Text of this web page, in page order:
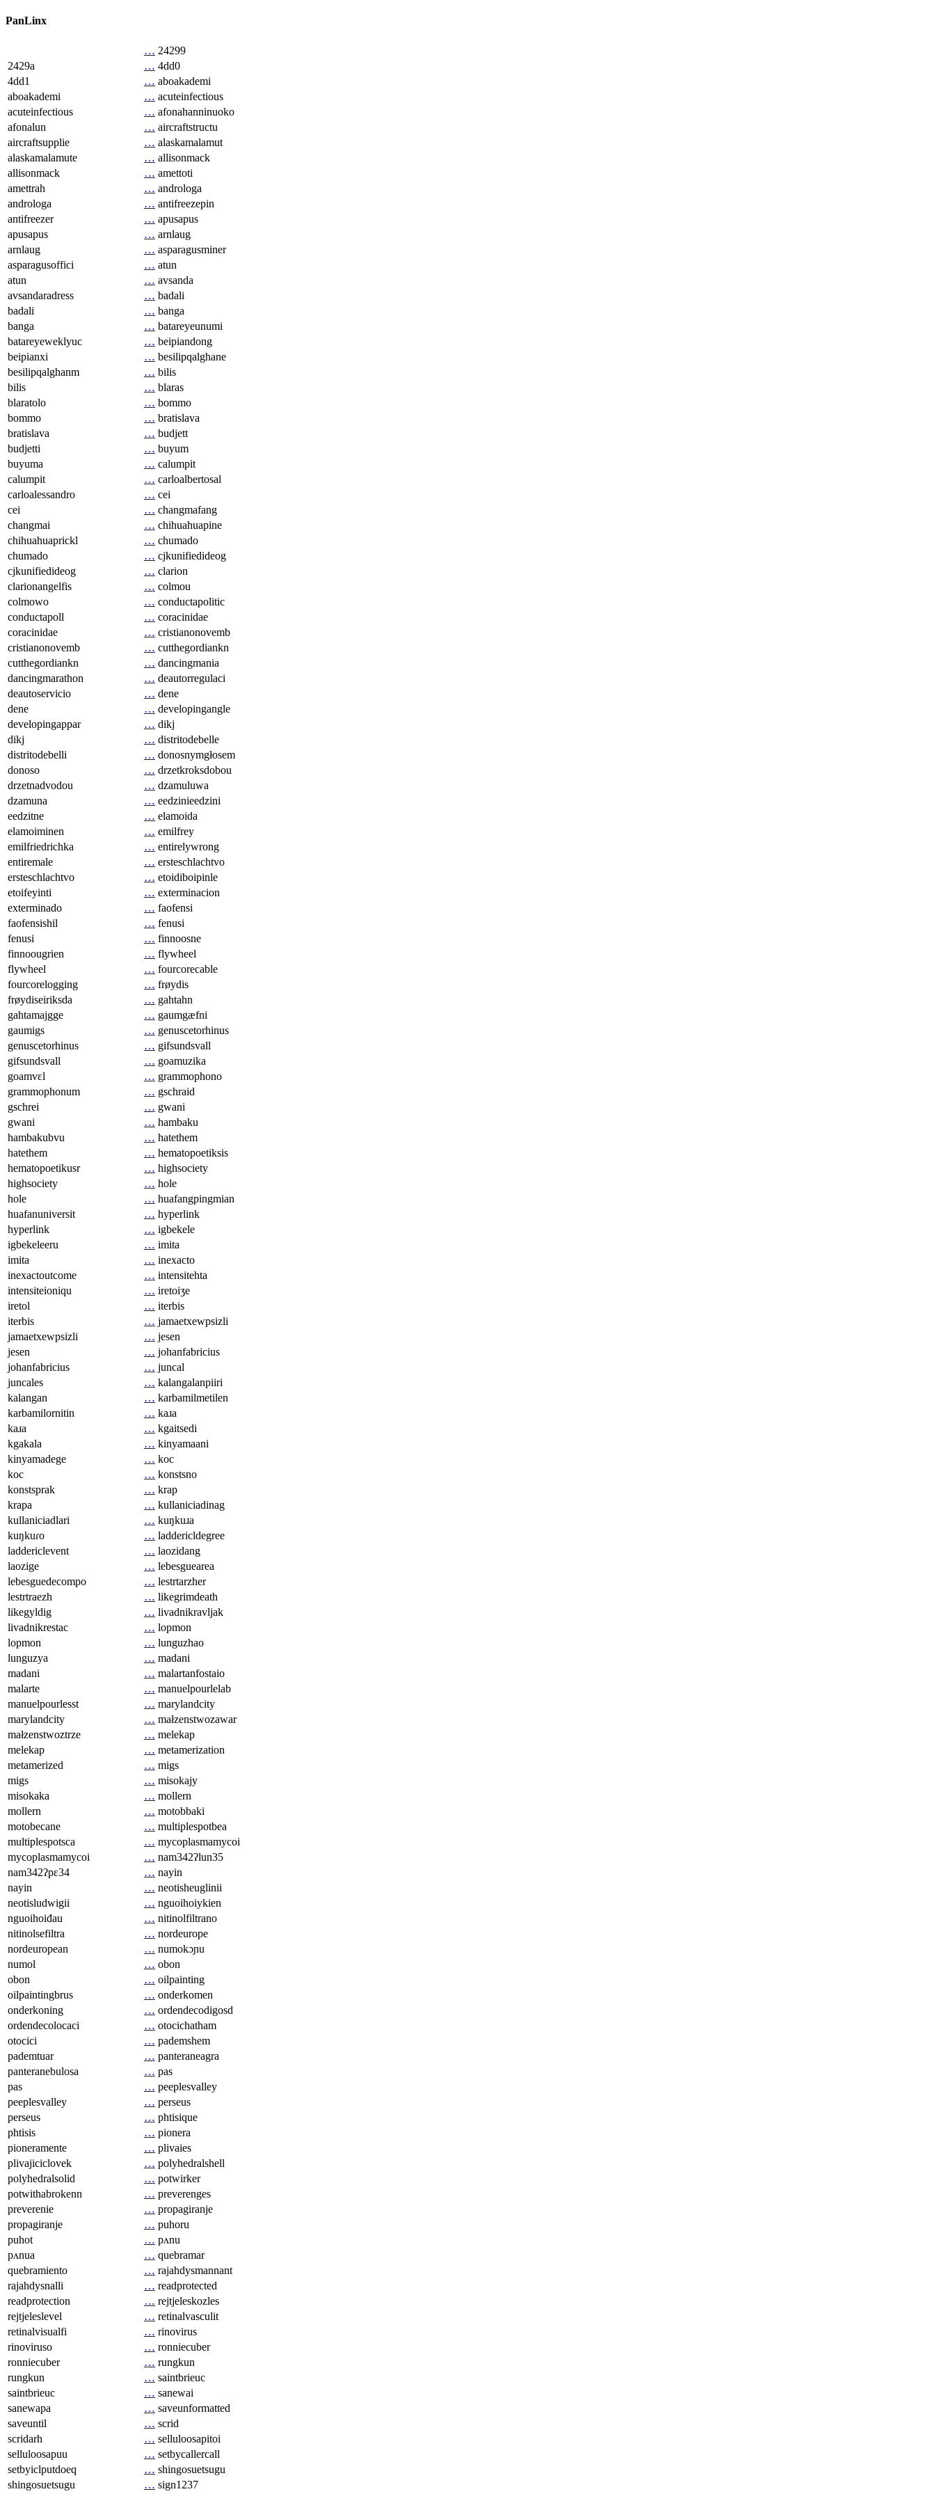
PanLinx
… 24299
2429a
… 4dd0
4dd1
… aboakademi
aboakademi
… acuteinfectious
acuteinfectious
… afonahanninuoko
afonalun
… aircraftstructu
aircraftsupplie
… alaskamalamut
alaskamalamute
… allisonmack
allisonmack
… amettoti
amettrah
… androloga
androloga
… antifreezepin
antifreezer
… apusapus
apusapus
… arnlaug
arnlaug
… asparagusminer
asparagusoffici
… atun
atun
… avsanda
avsandaradress
… badali
badali
… banga
banga
… batareyeunumi
batareyeweklyuc
… beipiandong
beipianxi
… besilipqalghane
besilipqalghanm
… bilis
bilis
… blaras
blaratolo
… bommo
bommo
… bratislava
bratislava
… budjett
budjetti
… buyum
buyuma
… calumpit
calumpit
… carloalbertosal
carloalessandro
… cei
cei
… changmafang
changmai
… chihuahuapine
chihuahuaprickl
… chumado
chumado
… cjkunifiedideog
cjkunifiedideog
… clarion
clarionangelfis
… colmou
colmowo
… conductapolitic
conductapoll
… coracinidae
coracinidae
… cristianonovemb
cristianonovemb
… cutthegordiankn
cutthegordiankn
… dancingmania
dancingmarathon
… deautorregulaci
deautoservicio
… dene
dene
… developingangle
developingappar
… dikj
dikj
… distritodebelle
distritodebelli
… donosnymgłosem
donoso
… drzetkroksdobou
drzetnadvodou
… dzamuluwa
dzamuna
… eedzinieedzini
eedzitne
… elamoida
elamoiminen
… emilfrey
emilfriedrichka
… entirelywrong
entiremale
… ersteschlachtvo
ersteschlachtvo
… etoidiboipinle
etoifeyinti
… exterminacion
exterminado
… faofensi
faofensishil
… fenusi
fenusi
… finnoosne
finnoougrien
… flywheel
flywheel
… fourcorecable
fourcorelogging
… frøydis
frøydiseiriksda
… gahtahn
gahtamajgge
… gaumgæfni
gaumigs
… genuscetorhinus
genuscetorhinus
… gifsundsvall
gifsundsvall
… goamuzika
goamvɛl
… grammophono
grammophonum
… gschraid
gschrei
… gwani
gwani
… hambaku
hambakubvu
… hatethem
hatethem
… hematopoetiksis
hematopoetikusr
… highsociety
highsociety
… hole
hole
… huafangpingmian
huafanuniversit
… hyperlink
hyperlink
… igbekele
igbekeleeru
… imita
imita
… inexacto
inexactoutcome
… intensitehta
intensiteioniqu
… iretoiʒe
iretol
… iterbis
iterbis
… jamaetxewpsizli
jamaetxewpsizli
… jesen
jesen
… johanfabricius
johanfabricius
… juncal
juncales
… kalangalanpiiri
kalangan
… karbamilmetilen
karbamilornitin
… kaɹa
kaɹa
… kgaitsedi
kgakala
… kinyamaani
kinyamadege
… koc
koc
… konstsno
konstsprak
… krap
krapa
… kullaniciadinag
kullaniciadlari
… kuŋkuɹa
kuŋkuɾo
… laddericldegree
laddericlevent
… laozidang
laozige
… lebesguearea
lebesguedecompo
… lestrtarzher
lestrtraezh
… likegrimdeath
likegyldig
… livadnikravljak
livadnikrestac
… lopmon
lopmon
… lunguzhao
lunguzya
… madani
madani
… malartanfostaio
malarte
… manuelpourlelab
manuelpourlesst
… marylandcity
marylandcity
… małzenstwozawar
małzenstwoztrze
… melekap
melekap
… metamerization
metamerized
… migs
migs
… misokajy
misokaka
… mollern
mollern
… motobbaki
motobecane
… multiplespotbea
multiplespotsca
… mycoplasmamycoi
mycoplasmamycoi
… nam342ʔlun35
nam342ʔpɛ34
… nayin
nayin
… neotisheuglinii
neotisludwigii
… nguoihoiykien
nguoihoiđau
… nitinolfiltrano
nitinolsefiltra
… nordeurope
nordeuropean
… numokɔɲu
numol
… obon
obon
… oilpainting
oilpaintingbrus
… onderkomen
onderkoning
… ordendecodigosd
ordendecolocaci
… otocichatham
otocici
… pademshem
pademtuar
… panteraneagra
panteranebulosa
… pas
pas
… peeplesvalley
peeplesvalley
… perseus
perseus
… phtisique
phtisis
… pionera
pioneramente
… plivaies
plivajiciclovek
… polyhedralshell
polyhedralsolid
… potwirker
potwithabrokenn
… preverenges
preverenie
… propagiranje
propagiranje
… puhoru
puhot
… pʌnu
pʌnua
… quebramar
quebramiento
… rajahdysmannant
rajahdysnalli
… readprotected
readprotection
… rejtjeleskozles
rejtjeleslevel
… retinalvasculit
retinalvisualfi
… rinovirus
rinoviruso
… ronniecuber
ronniecuber
… rungkun
rungkun
… saintbrieuc
saintbrieuc
… sanewai
sanewapa
… saveunformatted
saveuntil
… scrid
scridarh
… selluloosapitoi
selluloosapuu
… setbycallercall
setbyiclputdoeq
… shingosuetsugu
shingosuetsugu
… sign1237